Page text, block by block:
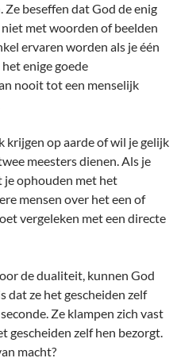
beseffen dat God de enig
met woorden of beelden
ervaren worden als je één
enige goede
nooit tot een menselijk
krijgen op aarde of wil je gelijk
meesters dienen. Als je
je ophouden met het
mensen over het een of
vergeleken met een directe
de dualiteit, kunnen God
dat ze het gescheiden zelf
Ze klampen zich vast
gescheiden zelf hen bezorgt.
macht?